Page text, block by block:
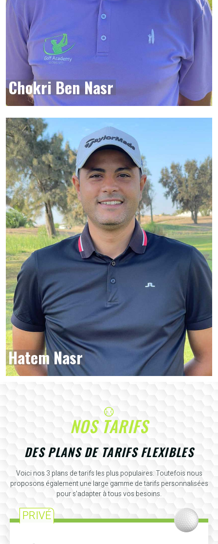
Chokri Ben Nasr
Hatem Nasr
NOS TARIFS
DES PLANS DE TARIFS FLEXIBLES
Voici nos 3 plans de tarifs les plus populaires. Toutefois nous
proposons également une large gamme de tarifs personnalisées
pour s'adapter à tous vos besoins.
PRIVÉ